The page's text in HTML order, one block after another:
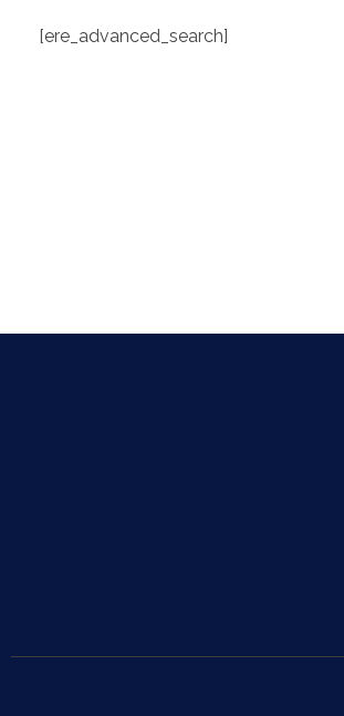
[ere_advanced_search]